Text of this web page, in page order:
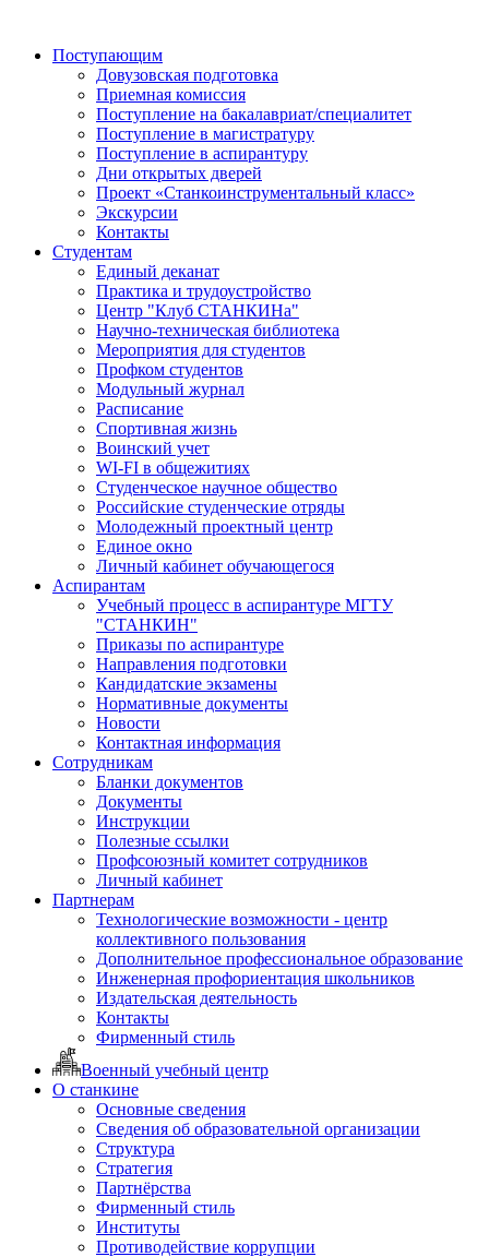
Поступающим
Довузовская подготовка
Приемная комиссия
Поступление на бакалавриат/специалитет
Поступление в магистратуру
Поступление в аспирантуру
Дни открытых дверей
Проект «Станкоинструментальный класс»
Экскурсии
Контакты
Студентам
Единый деканат
Практика и трудоустройство
Центр "Клуб СТАНКИНа"
Научно-техническая библиотека
Мероприятия для студентов
Профком студентов
Модульный журнал
Расписание
Спортивная жизнь
Воинский учет
WI-FI в общежитиях
Студенческое научное общество
Российские студенческие отряды
Молодежный проектный центр
Единое окно
Личный кабинет обучающегося
Аспирантам
Учебный процесс в аспирантуре МГТУ
"СТАНКИН"
Приказы по аспирантуре
Направления подготовки
Кандидатские экзамены
Нормативные документы
Новости
Контактная информация
Сотрудникам
Бланки документов
Документы
Инструкции
Полезные ссылки
Профсоюзный комитет сотрудников
Личный кабинет
Партнерам
Технологические возможности - центр
коллективного пользования
Дополнительное профессиональное образование
Инженерная профориентация школьников
Издательская деятельность
Контакты
Фирменный стиль
Военный учебный центр
О станкине
Основные сведения
Сведения об образовательной организации
Структура
Стратегия
Партнёрства
Фирменный стиль
Институты
Противодействие коррупции